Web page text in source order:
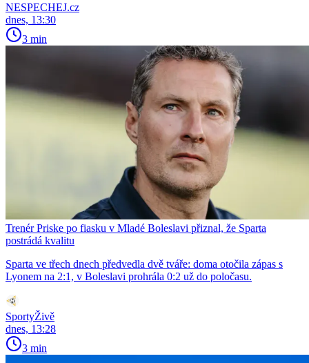
NESPECHEJ.cz
dnes, 13:30
3 min
Trenér Priske po fiasku v Mladé Boleslavi přiznal, že Sparta
postrádá kvalitu
Sparta ve třech dnech předvedla dvě tváře: doma otočila zápas s
Lyonem na 2:1, v Boleslavi prohrála 0:2 už do poločasu.
SportyŽivě
dnes, 13:28
3 min